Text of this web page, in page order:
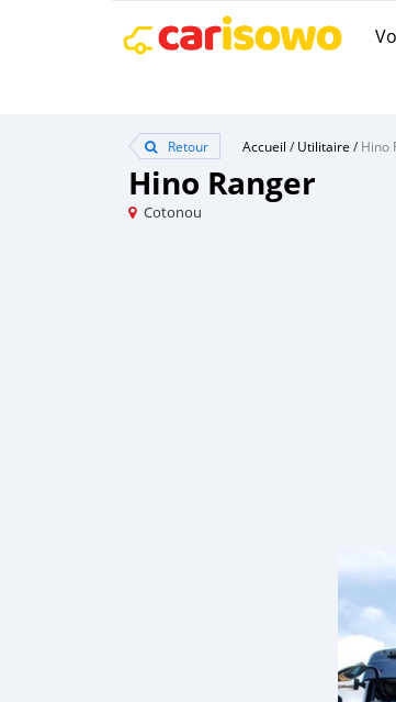
Retour Accueil /Utilitaire /Hino
Hino Ranger
Cotonou